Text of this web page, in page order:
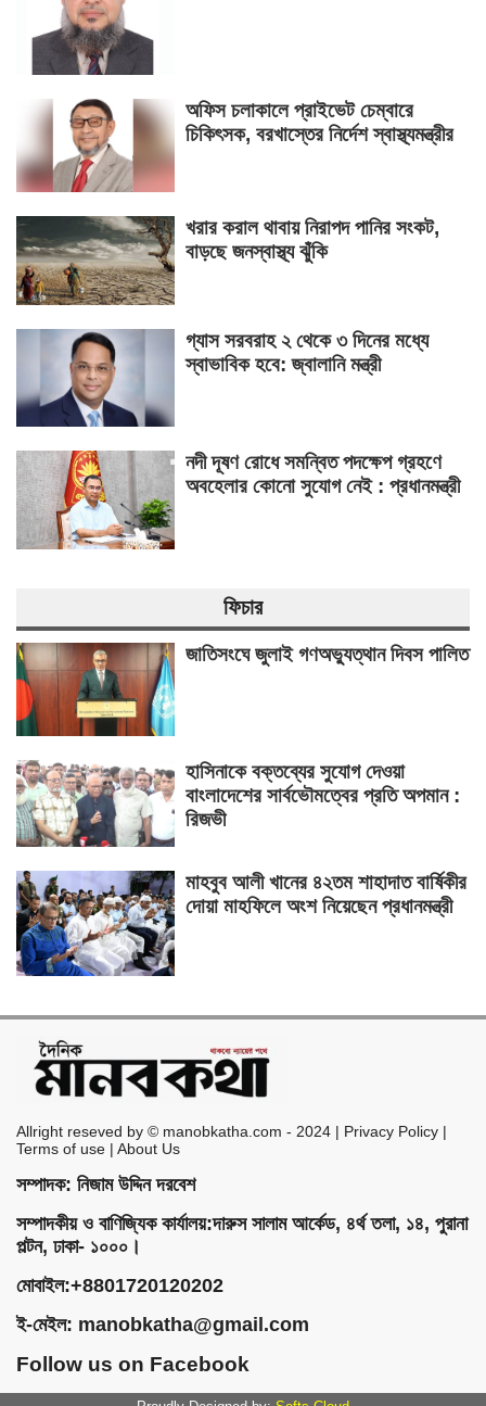
অফিস চলাকালে প্রাইভেট চেম্বারে
চিকিৎসক, বরখাস্তের নির্দেশ স্বাস্থ্যমন্ত্রীর
খরার করাল থাবায় নিরাপদ পানির সংকট,
বাড়ছে জনস্বাস্থ্য ঝুঁকি
গ্যাস সরবরাহ ২ থেকে ৩ দিনের মধ্যে
স্বাভাবিক হবে: জ্বালানি মন্ত্রী
নদী দূষণ রোধে সমন্বিত পদক্ষেপ গ্রহণে
অবহেলার কোনো সুযোগ নেই : প্রধানমন্ত্রী
ফিচার
জাতিসংঘে জুলাই গণঅভ্যুত্থান দিবস পালিত
হাসিনাকে বক্তব্যের সুযোগ দেওয়া
বাংলাদেশের সার্বভৌমত্বের প্রতি অপমান :
রিজভী
মাহবুব আলী খানের ৪২তম শাহাদাত বার্ষিকীর
দোয়া মাহফিলে অংশ নিয়েছেন প্রধানমন্ত্রী
Allright reseved by © manobkatha.com - 2024 | Privacy Policy |
Terms of use | About Us
সম্পাদক: নিজাম উদ্দিন দরবেশ
সম্পাদকীয় ও বাণিজ্যিক কার্যালয়:দারুস সালাম আর্কেড, ৪র্থ তলা, ১৪, পুরানা
পল্টন, ঢাকা- ১০০০।
মোবাইল:+8801720120202
ই-মেইল: manobkatha@gmail.com
Follow us on Facebook